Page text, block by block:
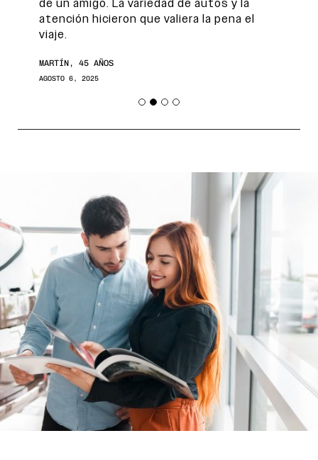
de un amigo. La variedad de autos y la
atención hicieron que valiera la pena el
viaje.
MARTÍN, 45 AÑOS
AGOSTO 6, 2025